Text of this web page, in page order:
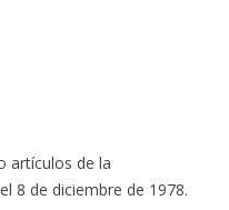
artículos de la
8 de diciembre de 1978.